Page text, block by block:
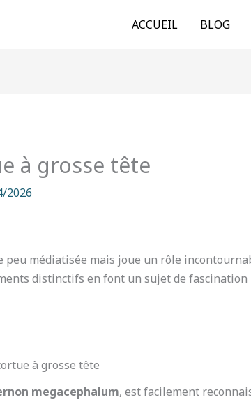
ACCUEIL BLOG
à grosse tête
2026
médiatisée mais joue un rôle
distinctifs en font un sujet de fascination
à grosse tête
megacephalum, est facilement